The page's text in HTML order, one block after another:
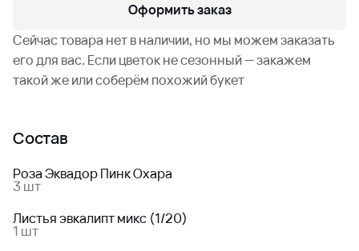
Оформить заказ
Сейчас товара нет в наличии, но мы можем заказать
его для вас. Если цветок не сезонный — закажем
такой же или соберём похожий букет
Состав
Роза Эквадор Пинк Охара
3 шт
Листья эвкалипт микс (1/20)
1 шт